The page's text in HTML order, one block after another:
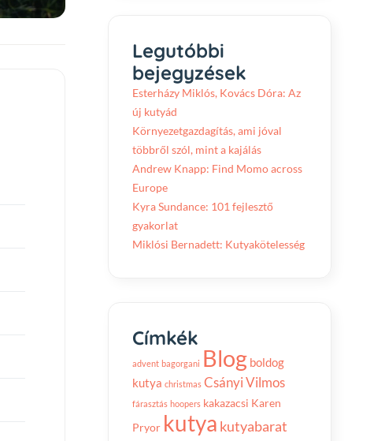
Legutóbbi
bejegyzések
Esterházy Miklós, Kovács Dóra: Az
új kutyád
Környezetgazdagítás, ami jóval
többről szól, mint a kajálás
Andrew Knapp: Find Momo across
Europe
Kyra Sundance: 101 fejlesztő
gyakorlat
Miklósi Bernadett: Kutyakötelesség
Címkék
advent bagorgani Blog boldog
kutya christmas Csányi Vilmos
fárasztás hoopers kakazacsi Karen
Pryor kutya kutyabarat